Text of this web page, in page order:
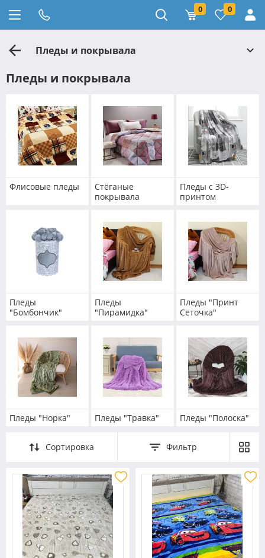
0 0
Пледы и покрывала
Пледы и покрывала
Флисовые пледы
Стёганые
покрывала
Пледы с 3D-
принтом
Пледы
"Бомбончик"
Пледы
"Пирамидка"
Пледы "Принт
Сеточка"
Пледы "Норка" Пледы "Травка" Пледы "Полоска"
Сортировка Фильтр